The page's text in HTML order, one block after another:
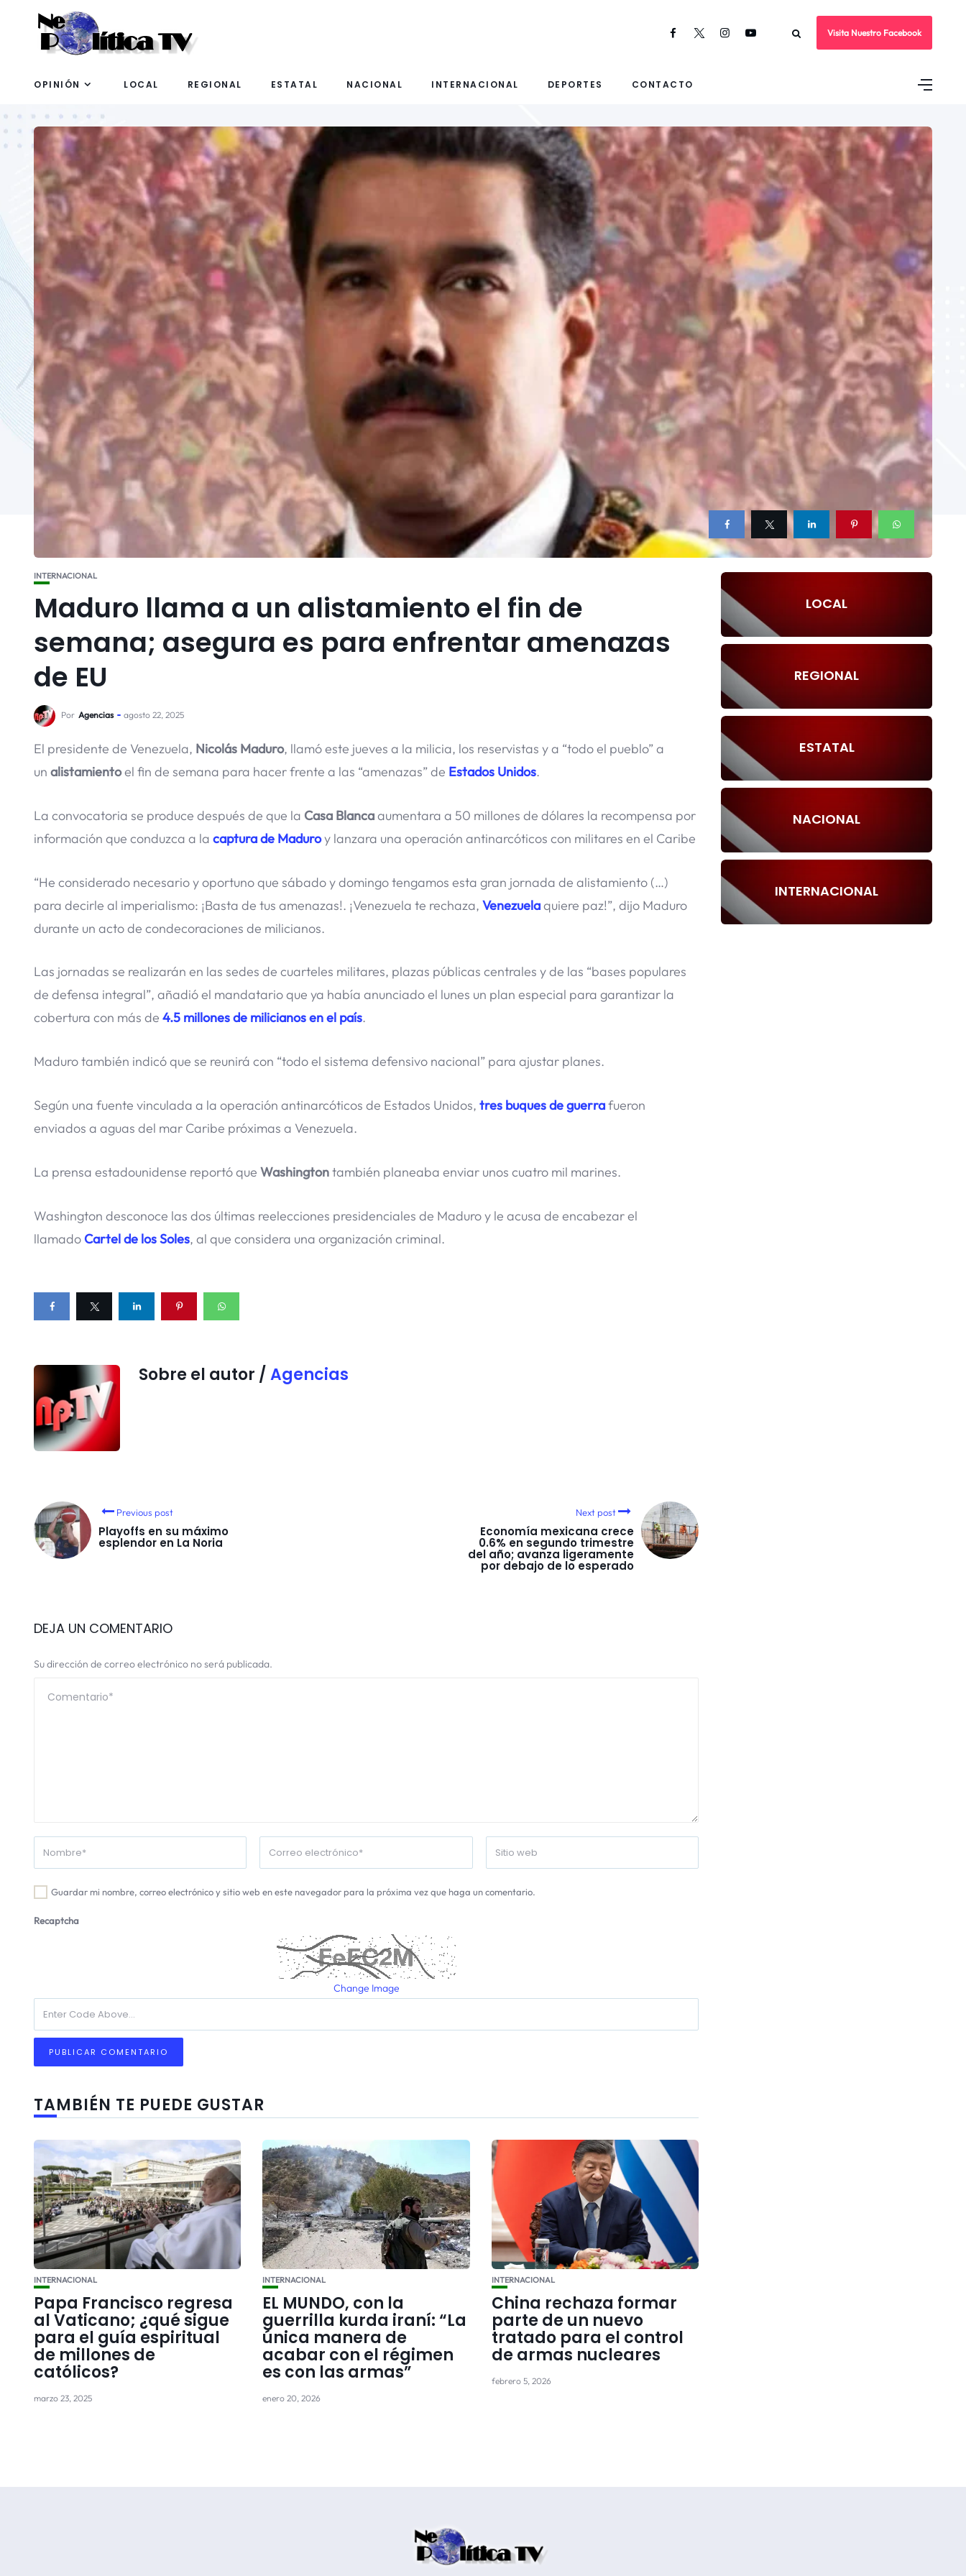
Visita Nuestro Facebook
OPINIÓN LOCAL REGIONAL ESTATAL NACIONAL INTERNACIONAL DEPORTES CONTACTO
INTERNACIONAL
Maduro llama a un alistamiento el fin de
semana; asegura es para enfrentar amenazas
de EU
Por Agencias agosto 22, 2025
El presidente de Venezuela, Nicolás Maduro, llamó este jueves a la milicia, los reservistas y a “todo el pueblo” a
un alistamientoel fin de semana para hacer frente a las “amenazas” de Estados Unidos.
La convocatoria se produce después de que la Casa Blancaaumentara a 50 millones de dólares la recompensa por
información que conduzca a la captura de Maduroy lanzara una operación antinarcóticos con militares en el Caribe
“He considerado necesario y oportuno que sábado y domingo tengamos esta gran jornada de alistamiento (…)
para decirle al imperialismo: ¡Basta de tus amenazas!. ¡Venezuela te rechaza, Venezuelaquiere paz!”, dijo Maduro
durante un acto de condecoraciones de milicianos.
Las jornadas se realizarán en las sedes de cuarteles militares, plazas públicas centrales y de las “bases populares
de defensa integral”, añadió el mandatario que ya había anunciado el lunes un plan especial para garantizar la
cobertura con más de 4.5 millones de milicianos en el país.
Maduro también indicó que se reunirá con “todo el sistema defensivo nacional” para ajustar planes.
Según una fuente vinculada a la operación antinarcóticos de Estados Unidos, tres buques de guerrafueron
enviados a aguas del mar Caribe próximas a Venezuela.
La prensa estadounidense reportó que Washingtontambién planeaba enviar unos cuatro mil marines.
Washington desconoce las dos últimas reelecciones presidenciales de Maduro y le acusa de encabezar el
llamadoCartel de los Soles, al que considera una organización criminal.
Sobre el autor / Agencias
Previous post
Playoffs en su máximo
esplendor en La Noria
Next post
Economía mexicana crece
0.6% en segundo trimestre
del año; avanza ligeramente
por debajo de lo esperado
DEJA UN COMENTARIO
Su dirección de correo electrónico no será publicada.
Guardar mi nombre, correo electrónico y sitio web en este navegador para la próxima vez que haga un comentario.
Recaptcha
Change Image
TAMBIÉN TE PUEDE GUSTAR
INTERNACIONAL
Papa Francisco regresa
al Vaticano; ¿qué sigue
para el guía espiritual
de millones de
católicos?
marzo 23, 2025
INTERNACIONAL
EL MUNDO, con la
guerrilla kurda iraní: “La
única manera de
acabar con el régimen
es con las armas”
enero 20, 2026
INTERNACIONAL
China rechaza formar
parte de un nuevo
tratado para el control
de armas nucleares
febrero 5, 2026
LOCAL
REGIONAL
ESTATAL
NACIONAL
INTERNACIONAL